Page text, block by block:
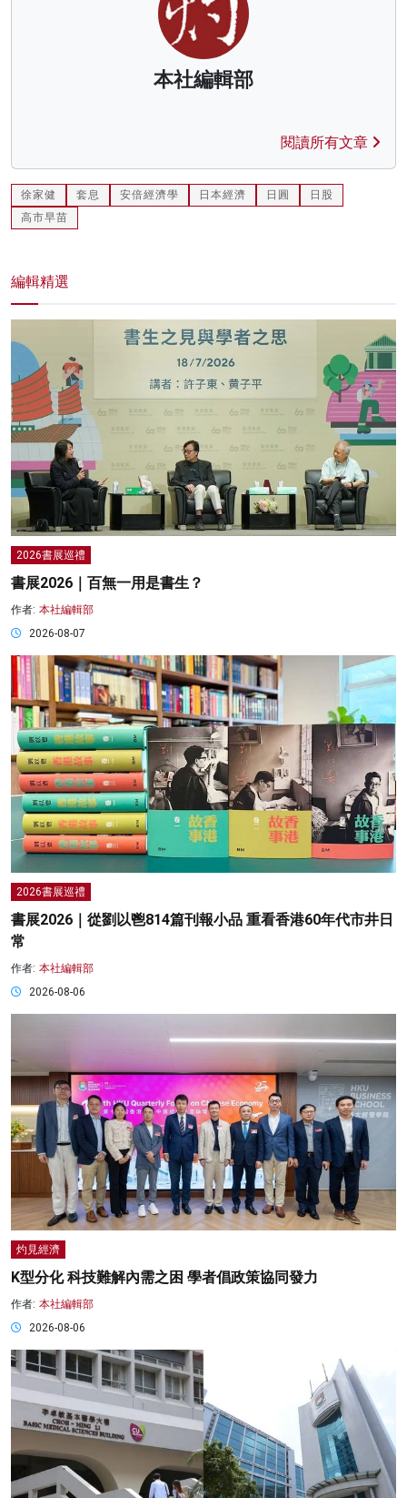
本社編輯部
閱讀所有文章
徐家健 套息 安倍經濟學 日本經濟 日圓
日股
高市早苗
編輯精選
2026書展巡禮
書展2026｜百無一用是書生？
作者: 本社編輯部
2026-08-07
2026書展巡禮
書展2026｜從劉以鬯814篇刊報小品 重看香港60年代市井日
常
作者: 本社編輯部
2026-08-06
灼見經濟
K型分化 科技難解內需之困 學者倡政策協同發力
作者: 本社編輯部
2026-08-06